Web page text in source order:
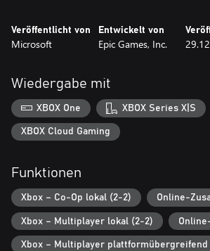
diesen Inhalt gibt es keine Rückerstattung.
Informationen finden Sie unter www.xbox.com/
Veröffentlicht von
Microsoft
Entwickelt von
Epic Games, Inc.
Wiedergabe mit
XBOX One XBOX Series X|S
XBOX Cloud Gaming
Funktionen
Xbox – Co-Op lokal (2-2) Online-
Xbox – Multiplayer lokal (2-2)
Xbox – Multiplayer plattformübergreifend